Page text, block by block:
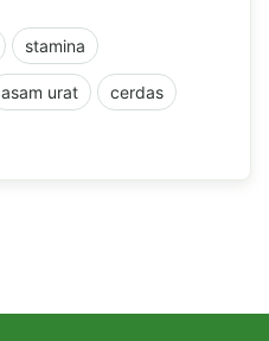
stamina
asam urat cerdas